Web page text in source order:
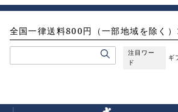
全国一律送料800円（一部地域を除く
注目ワー
ド
ギ